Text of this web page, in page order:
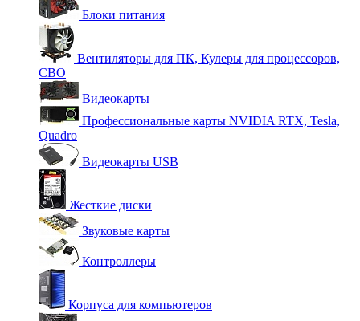
Блоки питания
Вентиляторы для ПК, Кулеры для процессоров,
СВО
Видеокарты
Профессиональные карты NVIDIA RTX, Tesla,
Quadro
Видеокарты USB
Жесткие диски
Звуковые карты
Контроллеры
Корпуса для компьютеров